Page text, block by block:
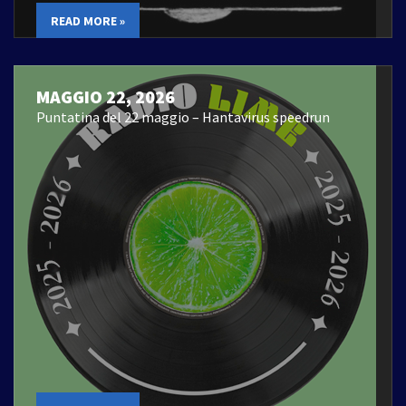
READ MORE »
MAGGIO 22, 2026
Puntatina del 22 maggio – Hantavirus speedrun